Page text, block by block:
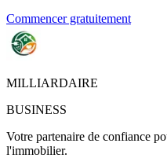
Commencer gratuitement
MILLIARDAIRE
BUSINESS
Votre partenaire de confiance
l'immobilier.